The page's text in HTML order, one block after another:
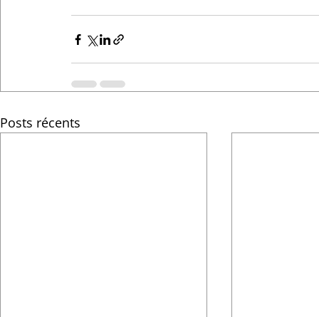
Posts récents